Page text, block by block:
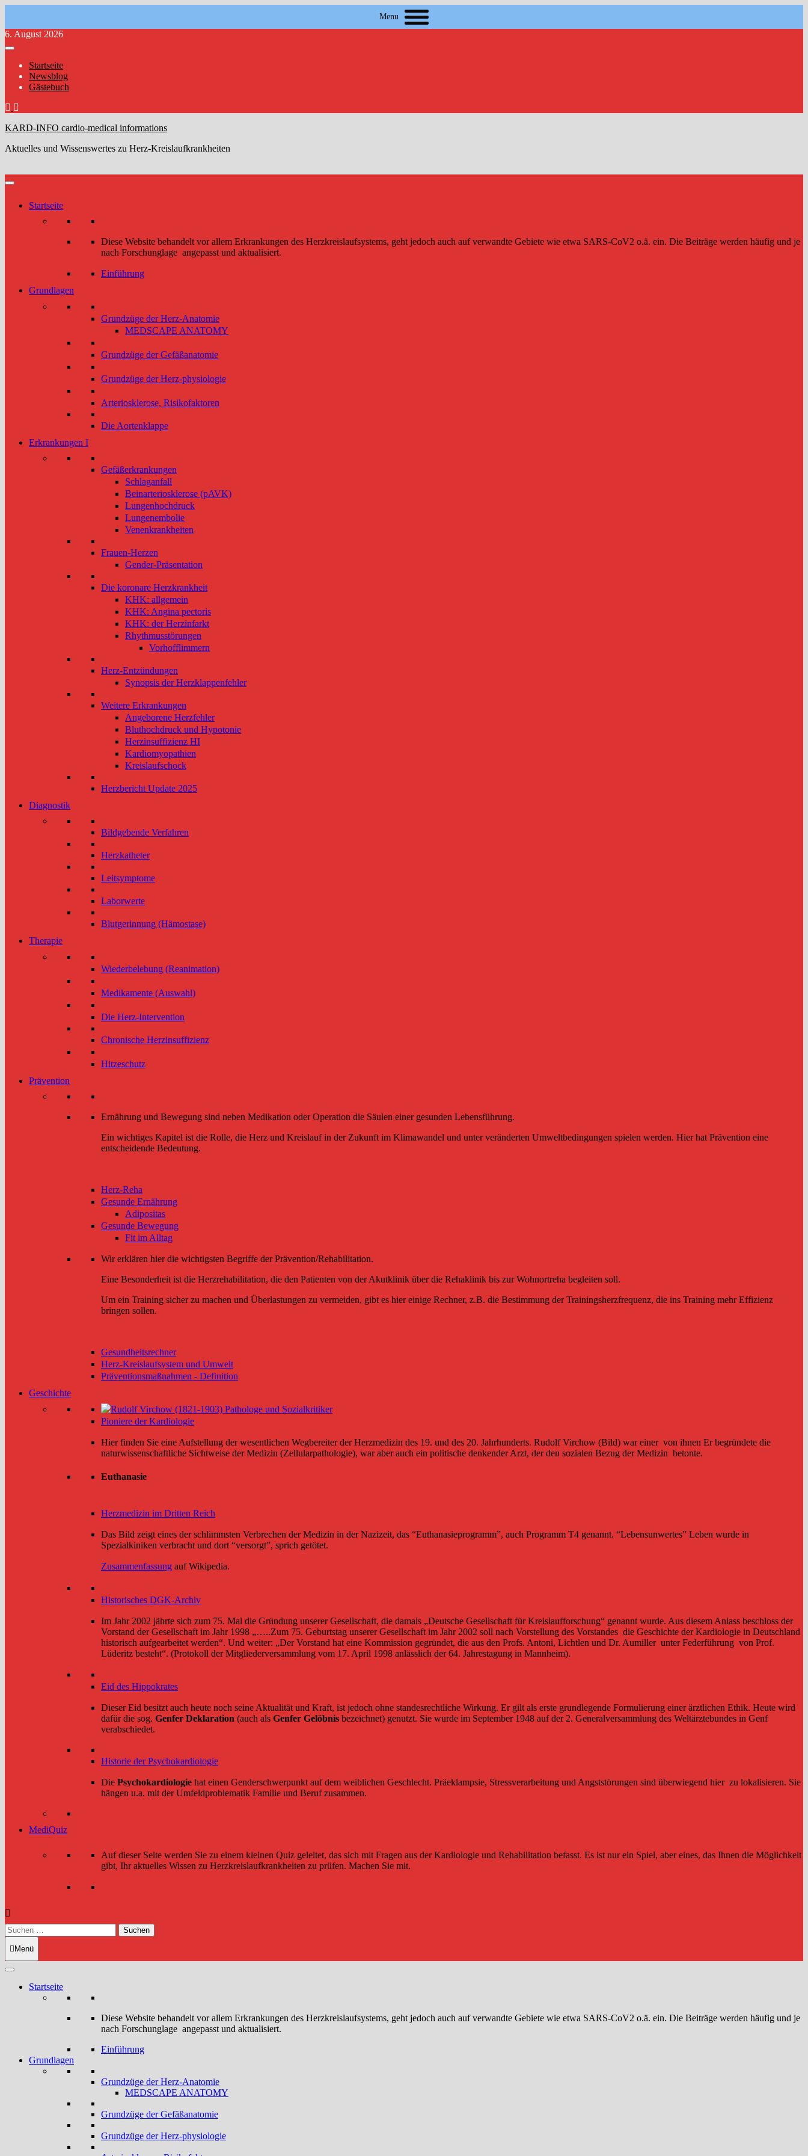
Menu
Zum
Inhalt
6. August 2026
Startseite
Newsblog
Gästebuch
KARD-INFO cardio-medical informations
Aktuelles und Wissenswertes zu Herz-Kreislaufkrankheiten
Startseite
Diese Website behandelt vor allem Erkrankungen des Herzkreislaufsystems, geht jedoch auch auf verwandte Gebiete wie etwa SARS-CoV2 o.ä. ein. Die Beiträge werden häufig und je
nach Forschunglage angepasst und aktualisiert.
Einführung
Grundlagen
Grundzüge der Herz-Anatomie
MEDSCAPE ANATOMY
Grundzüge der Gefäßanatomie
Grundzüge der Herz-physiologie
Arteriosklerose, Risikofaktoren
Die Aortenklappe
Erkrankungen I
Gefäßerkrankungen
Schlaganfall
Beinarteriosklerose (pAVK)
Lungenhochdruck
Lungenembolie
Venenkrankheiten
Frauen-Herzen
Gender-Präsentation
Die koronare Herzkrankheit
KHK: allgemein
KHK: Angina pectoris
KHK: der Herzinfarkt
Rhythmusstörungen
Vorhofflimmern
Herz-Entzündungen
Synopsis der Herzklappenfehler
Weitere Erkrankungen
Angeborene Herzfehler
Bluthochdruck und Hypotonie
Herzinsuffizienz HI
Kardiomyopathien
Kreislaufschock
Herzbericht Update 2025
Diagnostik
Bildgebende Verfahren
Herzkatheter
Leitsymptome
Laborwerte
Blutgerinnung (Hämostase)
Therapie
Wiederbelebung (Reanimation)
Medikamente (Auswahl)
Die Herz-Intervention
Chronische Herzinsuffizienz
Hitzeschutz
Prävention
Ernährung und Bewegung sind neben Medikation oder Operation die Säulen einer gesunden Lebensführung.
Ein wichtiges Kapitel ist die Rolle, die Herz und Kreislauf in der Zukunft im Klimawandel und unter veränderten Umweltbedingungen spielen werden. Hier hat Prävention eine
entscheidende Bedeutung.
Herz-Reha
Gesunde Ernährung
Adipositas
Gesunde Bewegung
Fit im Alltag
Wir erklären hier die wichtigsten Begriffe der Prävention/Rehabilitation.
Eine Besonderheit ist die Herzrehabilitation, die den Patienten von der Akutklinik über die Rehaklinik bis zur Wohnortreha begleiten soll.
Um ein Training sicher zu machen und Überlastungen zu vermeiden, gibt es hier einige Rechner, z.B. die Bestimmung der Trainingsherzfrequenz, die ins Training mehr Effizienz
bringen sollen.
Gesundheitsrechner
Herz-Kreislaufsystem und Umwelt
Präventionsmaßnahmen - Definition
Geschichte
Pioniere der Kardiologie
Hier finden Sie eine Aufstellung der wesentlichen Wegbereiter der Herzmedizin des 19. und des 20. Jahrhunderts. Rudolf Virchow (Bild) war einer von ihnen Er begründete die
naturwissenschaftliche Sichtweise der Medizin (Zellularpathologie), war aber auch ein politische denkender Arzt, der den sozialen Bezug der Medizin betonte.
Euthanasie
Herzmedizin im Dritten Reich
Das Bild zeigt eines der schlimmsten Verbrechen der Medizin in der Nazizeit, das “Euthanasieprogramm”, auch Programm T4 genannt. “Lebensunwertes” Leben wurde in
Spezialkiniken verbracht und dort “versorgt”, sprich getötet.
Zusammenfassung auf Wikipedia.
Historisches DGK-Archiv
Im Jahr 2002 jährte sich zum 75. Mal die Gründung unserer Gesellschaft, die damals „Deutsche Gesellschaft für Kreislaufforschung“ genannt wurde. Aus diesem Anlass beschloss der
Vorstand der Gesellschaft im Jahr 1998 „…..Zum 75. Geburtstag unserer Gesellschaft im Jahr 2002 soll nach Vorstellung des Vorstandes die Geschichte der Kardiologie in Deutschland
historisch aufgearbeitet werden“. Und weiter: „Der Vorstand hat eine Kommission gegründet, die aus den Profs. Antoni, Lichtlen und Dr. Aumiller unter Federführung von Prof.
Lüderitz besteht“. (Protokoll der Mitgliederversammlung vom 17. April 1998 anlässlich der 64. Jahrestagung in Mannheim).
Eid des Hippokrates
Dieser Eid besitzt auch heute noch seine Aktualität und Kraft, ist jedoch ohne standesrechtliche Wirkung. Er gilt als erste grundlegende Formulierung einer ärztlichen Ethik. Heute wird
dafür die sog. Genfer Deklaration (auch als Genfer Gelöbnis bezeichnet) genutzt. Sie wurde im September 1948 auf der 2. Generalversammlung des Weltärztebundes in Genf
verabschiedet.
Historie der Psychokardiologie
Die Psychokardiologie hat einen Genderschwerpunkt auf dem weiblichen Geschlecht. Präeklampsie, Stressverarbeitung und Angststörungen sind überwiegend hier zu lokalisieren. Sie
hängen u.a. mit der Umfeldproblematik Familie und Beruf zusammen.
MediQuiz
Auf dieser Seite werden Sie zu einem kleinen Quiz geleitet, das sich mit Fragen aus der Kardiologie und Rehabilitation befasst. Es ist nur ein Spiel, aber eines, das Ihnen die Möglichkeit
gibt, Ihr aktuelles Wissen zu Herzkreislaufkrankheiten zu prüfen. Machen Sie mit.
Suchen
nach:
Menü
Startseite
Diese Website behandelt vor allem Erkrankungen des Herzkreislaufsystems, geht jedoch auch auf verwandte Gebiete wie etwa SARS-CoV2 o.ä. ein. Die Beiträge werden häufig und je
nach Forschunglage angepasst und aktualisiert.
Einführung
Grundlagen
Grundzüge der Herz-Anatomie
MEDSCAPE ANATOMY
Grundzüge der Gefäßanatomie
Grundzüge der Herz-physiologie